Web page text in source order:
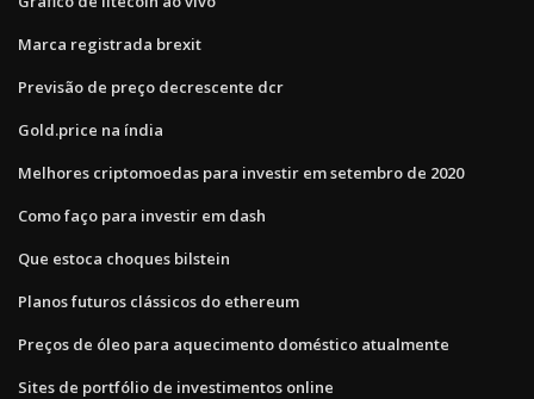
Marca registrada brexit
Previsão de preço decrescente dcr
Gold.price na índia
Melhores criptomoedas para investir em setembro de 2020
Como faço para investir em dash
Que estoca choques bilstein
Planos futuros clássicos do ethereum
Preços de óleo para aquecimento doméstico atualmente
Sites de portfólio de investimentos online